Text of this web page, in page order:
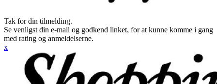
Tak for din tilmelding.
Se venligst din e-mail og godkend linket, for at kunne komme i gang
med rating og anmeldelserne.
x